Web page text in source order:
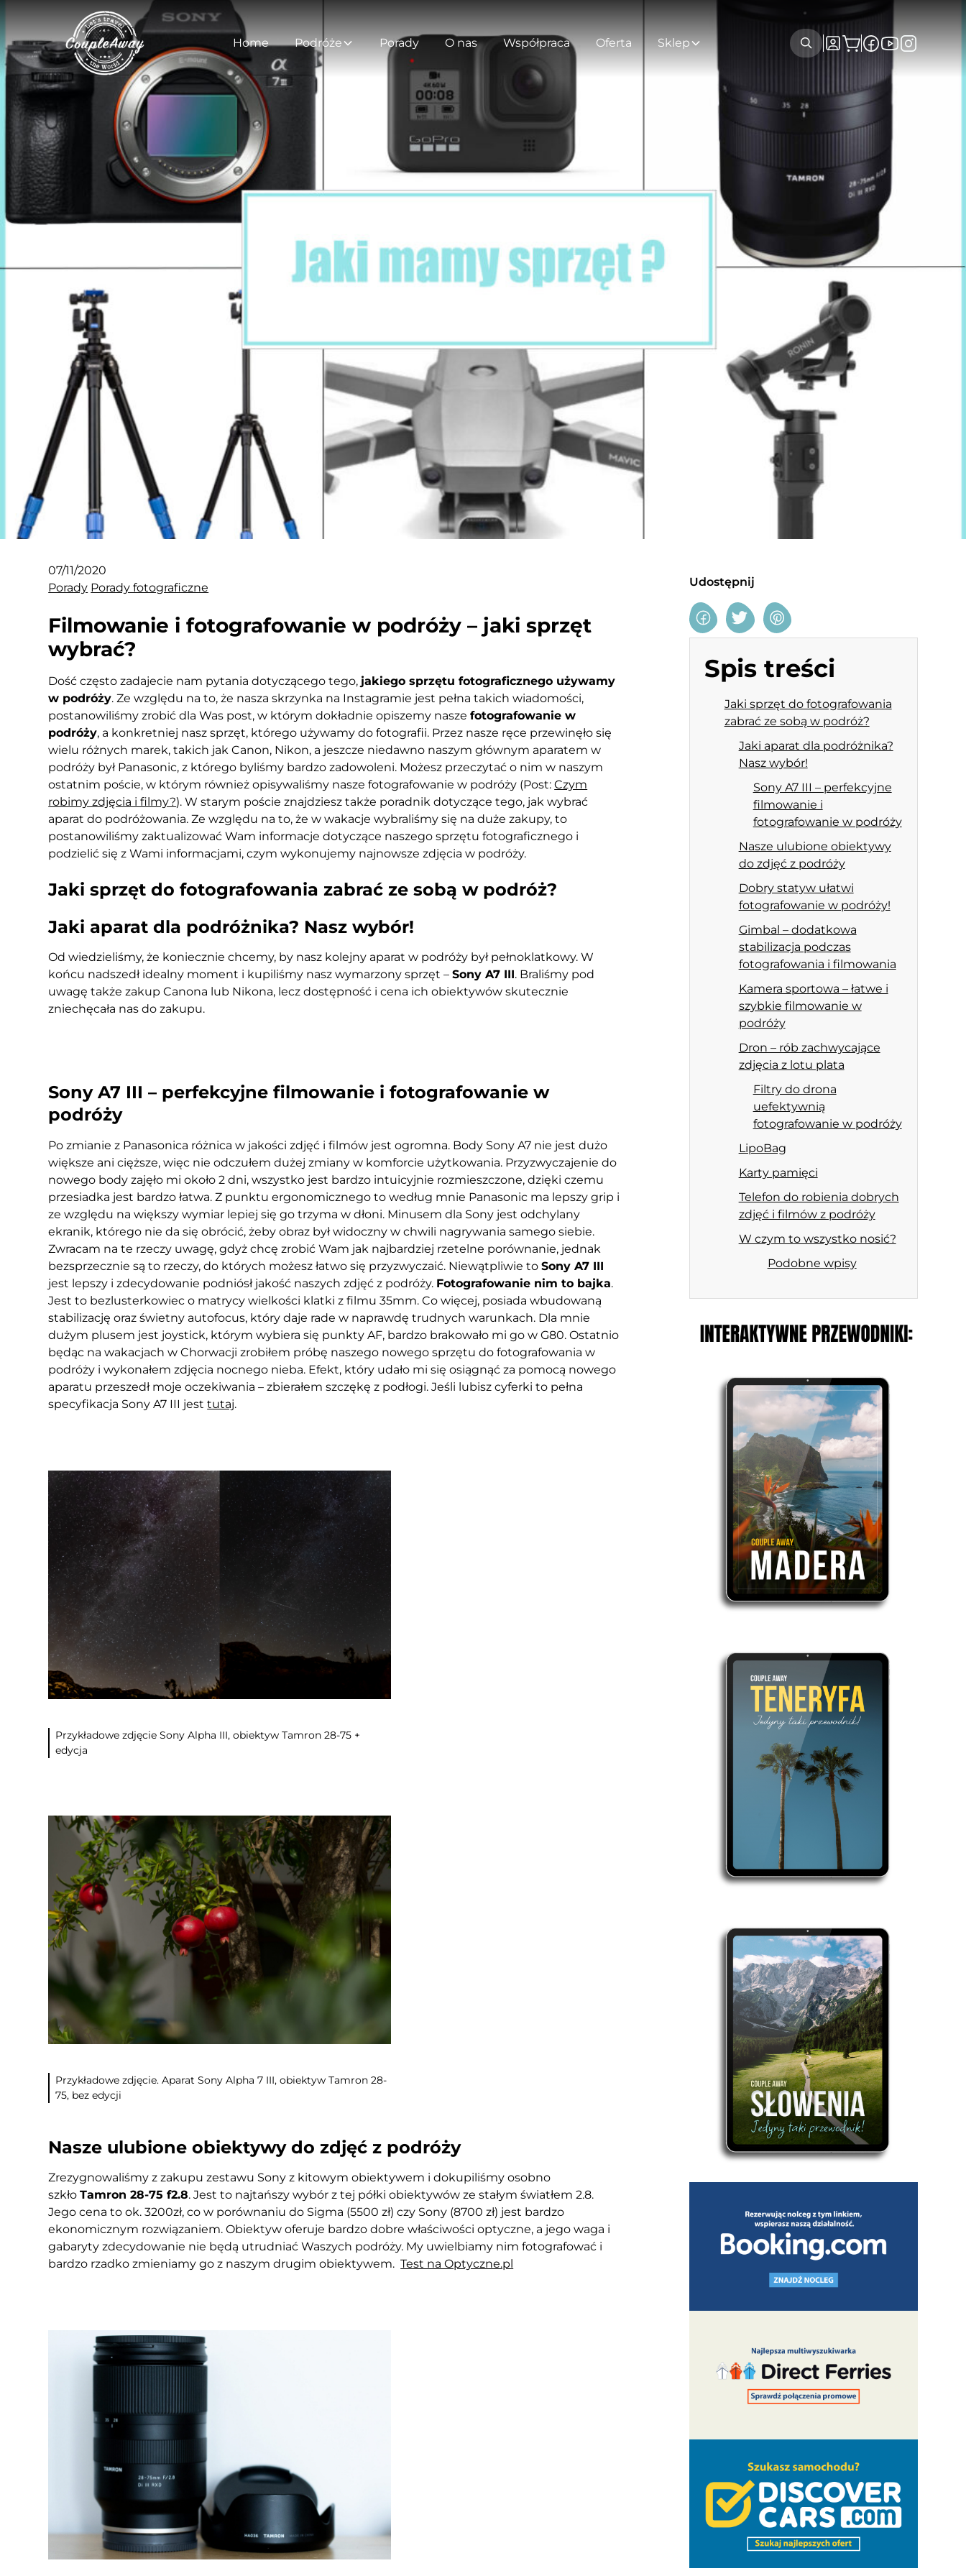
Home Podróże Porady O nas Współpraca Oferta Sklep
07/11/2020
Porady Porady fotograficzne
Filmowanie i fotografowanie w podróży – jaki sprzęt
wybrać?
Dość często zadajecie nam pytania dotyczącego tego, jakiego sprzętu fotograficznego używamy
w podróży. Ze względu na to, że nasza skrzynka na Instagramie jest pełna takich wiadomości,
postanowiliśmy zrobić dla Was post, w którym dokładnie opiszemy naszefotografowanie w
podróży, a konkretniej nasz sprzęt, którego używamy do fotografii. Przez nasze ręce przewinęło się
wielu różnych marek, takich jak Canon, Nikon, a jeszcze niedawno naszym głównym aparatem w
podróży był Panasonic, z którego byliśmy bardzo zadowoleni. Możesz przeczytać o nim w naszym
ostatnim poście, w którym również opisywaliśmy nasze fotografowanie w podróży (Post:Czym
robimy zdjęcia i filmy?). W starym poście znajdziesz także poradnik dotyczące tego, jak wybrać
aparat do podróżowania. Ze względu na to, że w wakacje wybraliśmy się na duże zakupy, to
postanowiliśmy zaktualizować Wam informacje dotyczące naszego sprzętu fotograficznego i
podzielić się z Wami informacjami, czym wykonujemy najnowsze zdjęcia w podróży.
Jaki sprzęt do fotografowania zabrać ze sobą w podróż?
Jaki aparat dla podróżnika? Nasz wybór!
Od wiedzieliśmy, że koniecznie chcemy, by nasz kolejny aparat w podróży był pełnoklatkowy. W
końcu nadszedł idealny moment i kupiliśmy nasz wymarzony sprzęt –Sony A7 III. Braliśmy pod
uwagę także zakup Canona lub Nikona, lecz dostępność i cena ich obiektywów skutecznie
zniechęcała nas do zakupu.
Sony A7 III – perfekcyjne filmowanie i fotografowanie w
podróży
Po zmianie z Panasonica różnica w jakości zdjęć i filmów jest ogromna. Body Sony A7 nie jest dużo
większe ani cięższe, więc nie odczułem dużej zmiany w komforcie użytkowania. Przyzwyczajenie do
nowego body zajęło mi około 2 dni, wszystko jest bardzo intuicyjnie rozmieszczone, dzięki czemu
przesiadka jest bardzo łatwa. Z punktu ergonomicznego to według mnie Panasonic ma lepszy grip i
ze względu na większy wymiar lepiej się go trzyma w dłoni. Minusem dla Sony jest odchylany
ekranik, którego nie da się obrócić, żeby obraz był widoczny w chwili nagrywania samego siebie.
Zwracam na te rzeczy uwagę, gdyż chcę zrobić Wam jak najbardziej rzetelne porównanie, jednak
bezsprzecznie są to rzeczy, do których możesz łatwo się przyzwyczaić. Niewątpliwie toSony A7 III
jest lepszy i zdecydowanie podniósł jakość naszych zdjęć z podróży. Fotografowanie nim to bajka.
Jest to bezlusterkowiec o matrycy wielkości klatki z filmu 35mm. Co więcej, posiada wbudowaną
stabilizację oraz świetny autofocus, który daje rade w naprawdę trudnych warunkach. Dla mnie
dużym plusem jest joystick, którym wybiera się punkty AF, bardzo brakowało mi go w G80. Ostatnio
będąc na wakacjach w Chorwacji zrobiłem próbę naszego nowego sprzętu do fotografowania w
podróży i wykonałem zdjęcia nocnego nieba. Efekt, który udało mi się osiągnąć za pomocą nowego
aparatu przeszedł moje oczekiwania – zbierałem szczękę z podłogi. Jeśli lubisz cyferki to pełna
specyfikacja Sony A7 III jesttutaj.
Przykładowe zdjęcie Sony Alpha III, obiektyw Tamron 28-75 +
edycja
Przykładowe zdjęcie. Aparat Sony Alpha 7 III, obiektyw Tamron 28-
75, bez edycji
Nasze ulubione obiektywy do zdjęć z podróży
Zrezygnowaliśmy z zakupu zestawu Sony z kitowym obiektywem i dokupiliśmy osobno
szkłoTamron 28-75 f2.8. Jest to najtańszy wybór z tej półki obiektywów ze stałym światłem 2.8.
Jego cena to ok. 3200zł, co w porównaniu do Sigma (5500 zł) czy Sony (8700 zł) jest bardzo
ekonomicznym rozwiązaniem. Obiektyw oferuje bardzo dobre właściwości optyczne, a jego waga i
gabaryty zdecydowanie nie będą utrudniać Waszych podróży. My uwielbiamy nim fotografować i
bardzo rzadko zmieniamy go z naszym drugim obiektywem.Test na Optyczne.pl
Udostępnij
Spis treści
Jaki sprzęt do fotografowania
zabrać ze sobą w podróż?
Jaki aparat dla podróżnika?
Nasz wybór!
Sony A7 III – perfekcyjne
filmowanie i
fotografowanie w podróży
Nasze ulubione obiektywy
do zdjęć z podróży
Dobry statyw ułatwi
fotografowanie w podróży!
Gimbal – dodatkowa
stabilizacja podczas
fotografowania i filmowania
Kamera sportowa – łatwe i
szybkie filmowanie w
podróży
Dron – rób zachwycające
zdjęcia z lotu plata
Filtry do drona
uefektywnią
fotografowanie w podróży
LipoBag
Karty pamięci
Telefon do robienia dobrych
zdjęć i filmów z podróży
W czym to wszystko nosić?
Podobne wpisy